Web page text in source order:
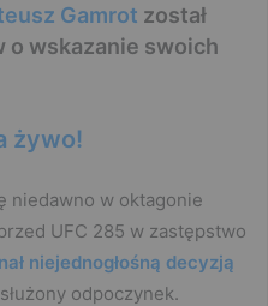
Gamrot został
o wskazanie swoich
żywo!
niedawno w oktagonie
UFC 285 w zastępstwo
niejednogłośną decyzją
odpoczynek.